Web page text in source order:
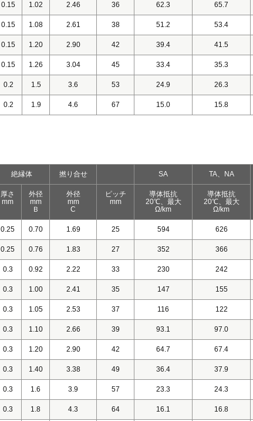
0.15 1.02 2.46 36 62.3 65.7
0.15 1.08 2.61 38 51.2 53.4
0.15 1.20 2.90 42 39.4 41.5
0.15 1.26 3.04 45 33.4 35.3
0.2 1.5 3.6 53 24.9 26.3
0.2 1.9 4.6 67 15.0 15.8
絶縁体 撚り合せ SA TA、NA
厚さ
mm
外径
mm
Ｂ
外径
mm
C
ピッチ
mm
導体抵抗
20℃、最大
Ω/km
導体抵抗
20℃、最大
Ω/km
0.25 0.70 1.69 25 594 626
0.25 0.76 1.83 27 352 366
0.3 0.92 2.22 33 230 242
0.3 1.00 2.41 35 147 155
0.3 1.05 2.53 37 116 122
0.3 1.10 2.66 39 93.1 97.0
0.3 1.20 2.90 42 64.7 67.4
0.3 1.40 3.38 49 36.4 37.9
0.3 1.6 3.9 57 23.3 24.3
0.3 1.8 4.3 64 16.1 16.8